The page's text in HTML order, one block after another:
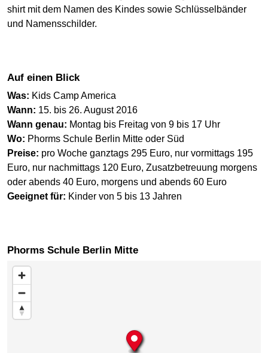
shirt mit dem Namen des Kindes sowie Schlüsselbänder
und Namensschilder.
Auf einen Blick
Was: Kids Camp America
Wann: 15. bis 26. August 2016
Wann genau: Montag bis Freitag von 9 bis 17 Uhr
Wo: Phorms Schule Berlin Mitte oder Süd
Preise: pro Woche ganztags 295 Euro, nur vormittags 195
Euro, nur nachmittags 120 Euro, Zusatzbetreuung morgens
oder abends 40 Euro, morgens und abends 60 Euro
Geeignet für: Kinder von 5 bis 13 Jahren
Phorms Schule Berlin Mitte
Karte überspringen